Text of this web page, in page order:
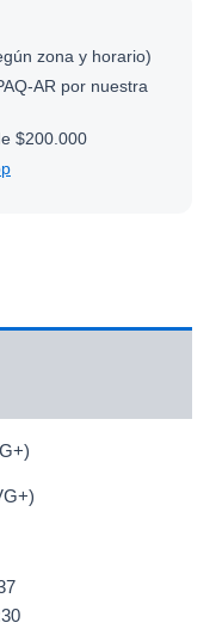
zona y horario)
AR por nuestra
$200.000